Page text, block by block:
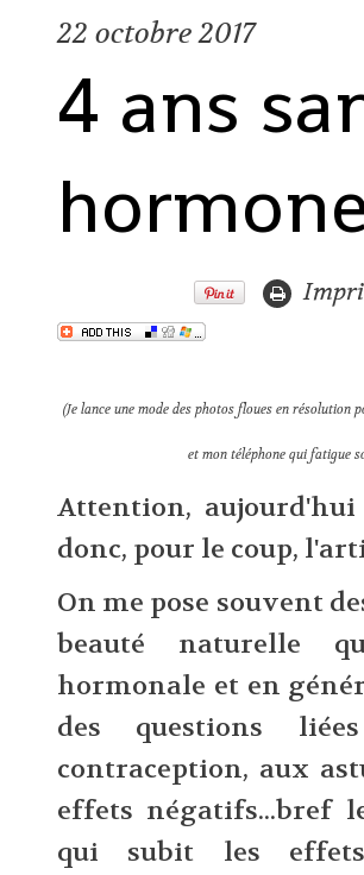
22 octobre 2017
4 ans
(Je lance une mode des photos floues en résolution
et mon téléphone qui fatigue
Attention,
donc, pour le coup,
On me pose souvent
beauté naturelle
hormonale et en
des questions
contraception, aux
effets négatifs...bref
qui subit les